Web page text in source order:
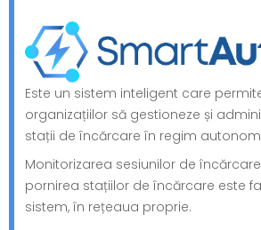
Este un sistem inteligent care
organizațiilor să gestioneze și
stații de încărcare în regim
Monitorizarea sesiunilor de
pornirea stațiilor de încărcare este
sistem, în rețeaua proprie.